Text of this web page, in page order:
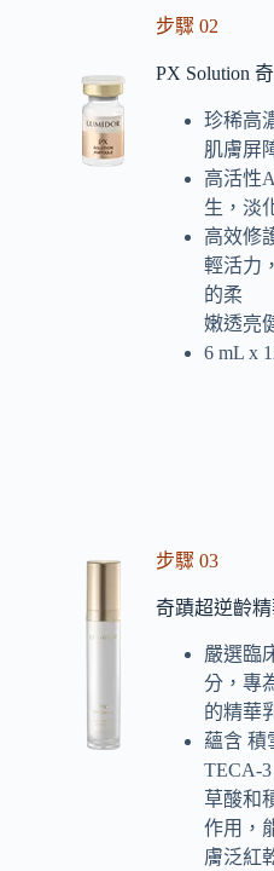
步驟 02
PX Solution
珍稀高
肌膚屏
高活性
生，淡
高效修
輕活力
的柔
嫩透亮
6 mL x
步驟 03
奇蹟超逆齡
嚴選臨
分，專
的精華
蘊含 積
TECA-
草酸和
作用，
膚泛紅